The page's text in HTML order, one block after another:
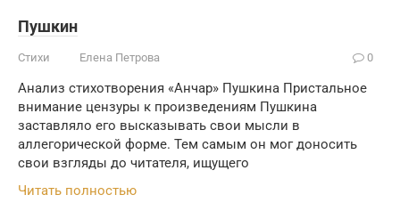
Пушкин
Стихи Елена Петрова 0
Анализ стихотворения «Анчар» Пушкина Пристальное
внимание цензуры к произведениям Пушкина
заставляло его высказывать свои мысли в
аллегорической форме. Тем самым он мог доносить
свои взгляды до читателя, ищущего
Читать полностью